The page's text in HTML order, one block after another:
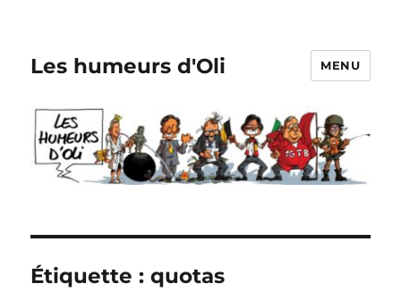
Les humeurs d'Oli MENU
Étiquette :quotas